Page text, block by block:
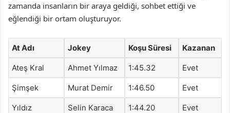
zamanda insanların bir araya geldiği, sohbet ettiği ve
eğlendiği bir ortam oluşturuyor.
At Adı Jokey Koşu Süresi Kazanan
Ateş Kral Ahmet Yılmaz 1:45.32 Evet
Şimşek Murat Demir 1:46.50 Evet
Yıldız Selin Karaca 1:44.20 Evet